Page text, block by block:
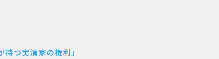
つ実演家の権利」